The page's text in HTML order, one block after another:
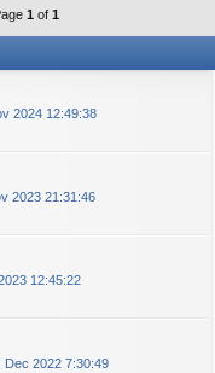
1 of 1
2024 12:49:38
2023 21:31:46
12:45:22
Dec 2022 7:30:49